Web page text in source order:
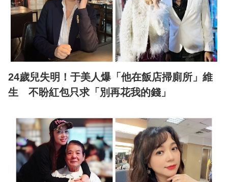
24歲兒失明！于美人爆「他在飯店掃廁所」維
生 不盼紅包只求「別再花我的錢」